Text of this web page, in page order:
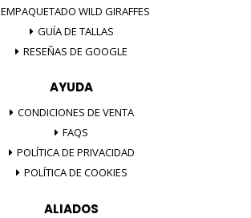
EMPAQUETADO WILD GIRAFFES
GUÍA DE TALLAS
RESEÑAS DE GOOGLE
AYUDA
CONDICIONES DE VENTA
FAQS
POLÍTICA DE PRIVACIDAD
POLÍTICA DE COOKIES
ALIADOS